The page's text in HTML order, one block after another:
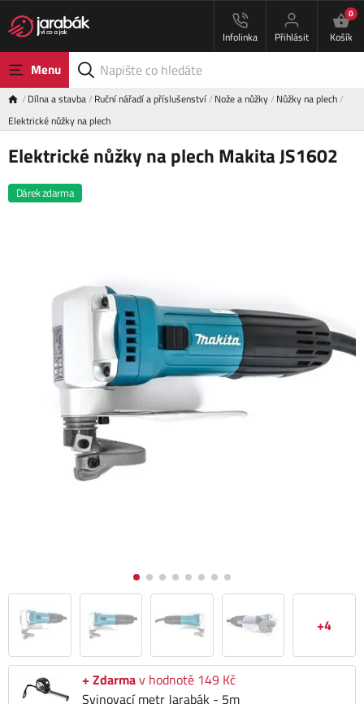
Infolinka Přihlásit
0
Košík
Menu
Dílna a stavba Ruční nářadí a příslušenství Nože a nůžky Nůžky na plech
Elektrické nůžky na plech
Elektrické nůžky na plech Makita JS1602
Dárek zdarma
+4
+ Zdarmav hodnotě 149 Kč
Svinovací metr Jarabák - 5m